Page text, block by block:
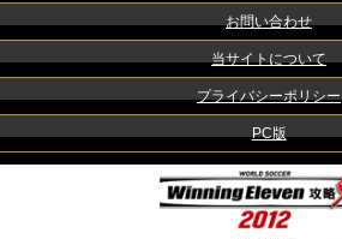
お問い合わせ
当サイトについて
プライバシーポリシー
PC版